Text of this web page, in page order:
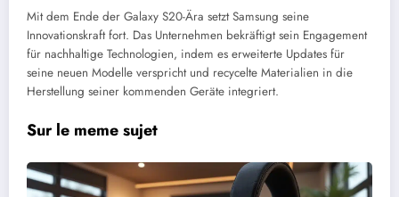
Mit dem Ende der Galaxy S20-Ära setzt Samsung seine
Innovationskraft fort. Das Unternehmen bekräftigt sein Engagement
für nachhaltige Technologien, indem es erweiterte Updates für
seine neuen Modelle verspricht und recycelte Materialien in die
Herstellung seiner kommenden Geräte integriert.
Sur le meme sujet